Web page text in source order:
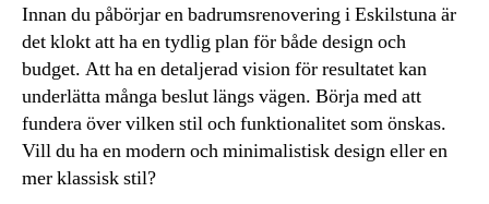
Innan du påbörjar en badrumsrenovering i Eskilstuna är
det klokt att ha en tydlig plan för både design och
budget. Att ha en detaljerad vision för resultatet kan
underlätta många beslut längs vägen. Börja med att
fundera över vilken stil och funktionalitet som önskas.
Vill du ha en modern och minimalistisk design eller en
mer klassisk stil?